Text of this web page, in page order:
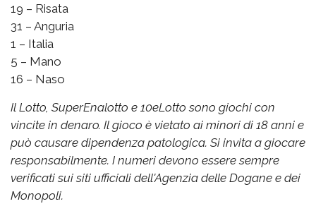
19 – Risata
31 – Anguria
1 – Italia
5 – Mano
16 – Naso
Il Lotto, SuperEnalotto e 10eLotto sono giochi con
vincite in denaro. Il gioco è vietato ai minori di 18 anni e
può causare dipendenza patologica. Si invita a giocare
responsabilmente. I numeri devono essere sempre
verificati sui siti ufficiali dell'Agenzia delle Dogane e dei
Monopoli.